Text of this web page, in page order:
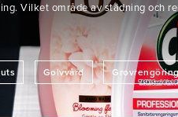
Vilket område av städning och
Golvvård